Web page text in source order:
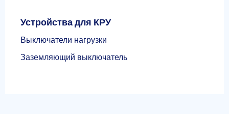
Устройства для КРУ
Выключатели нагрузки
Заземляющий выключатель